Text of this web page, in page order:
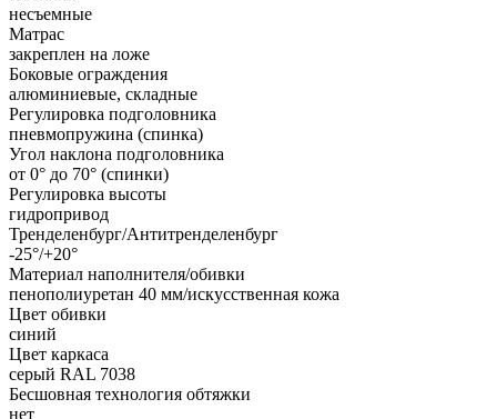
несъемные
Матрас
закреплен на ложе
Боковые ограждения
алюминиевые, складные
Регулировка подголовника
пневмопружина (спинка)
Угол наклона подголовника
от 0° до 70° (спинки)
Регулировка высоты
гидропривод
Тренделенбург/Антитренделенбург
-25°/+20°
Материал наполнителя/обивки
пенополиуретан 40 мм/искусственная кожа
Цвет обивки
синий
Цвет каркаса
серый RAL 7038
Бесшовная технология обтяжки
нет